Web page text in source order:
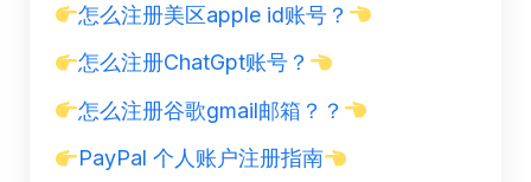
怎么注册美区apple id账号？
怎么注册ChatGpt账号？
怎么注册谷歌gmail邮箱？？
PayPal 个人账户注册指南